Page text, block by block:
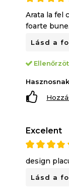
Arata la fel
foarte bune.
Lásd a
Excelent
design
Lásd a